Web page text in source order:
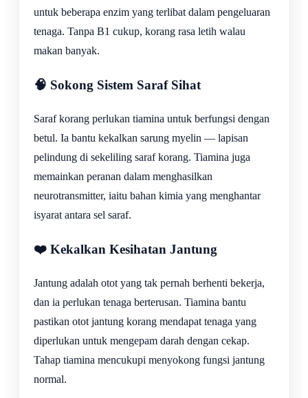
untuk beberapa enzim yang terlibat dalam pengeluaran
tenaga. Tanpa B1 cukup, korang rasa letih walau
makan banyak.
🧠 Sokong Sistem Saraf Sihat
Saraf korang perlukan tiamina untuk berfungsi dengan
betul. Ia bantu kekalkan sarung myelin — lapisan
pelindung di sekeliling saraf korang. Tiamina juga
memainkan peranan dalam menghasilkan
neurotransmitter, iaitu bahan kimia yang menghantar
isyarat antara sel saraf.
❤️ Kekalkan Kesihatan Jantung
Jantung adalah otot yang tak pernah berhenti bekerja,
dan ia perlukan tenaga berterusan. Tiamina bantu
pastikan otot jantung korang mendapat tenaga yang
diperlukan untuk mengepam darah dengan cekap.
Tahap tiamina mencukupi menyokong fungsi jantung
normal.